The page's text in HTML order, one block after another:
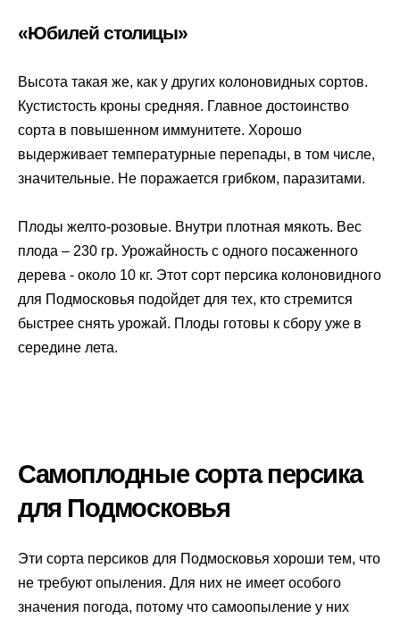
«Юбилей столицы»
Высота такая же, как у других колоновидных сортов.
Кустистость кроны средняя. Главное достоинство
сорта в повышенном иммунитете. Хорошо
выдерживает температурные перепады, в том числе,
значительные. Не поражается грибком, паразитами.
Плоды желто-розовые. Внутри плотная мякоть. Вес
плода – 230 гр. Урожайность с одного посаженного
дерева - около 10 кг. Этот сорт персика колоновидного
для Подмосковья подойдет для тех, кто стремится
быстрее снять урожай. Плоды готовы к сбору уже в
середине лета.
Самоплодные сорта персика
для Подмосковья
Эти сорта персиков для Подмосковья хороши тем, что
не требуют опыления. Для них не имеет особого
значения погода, потому что самоопыление у них